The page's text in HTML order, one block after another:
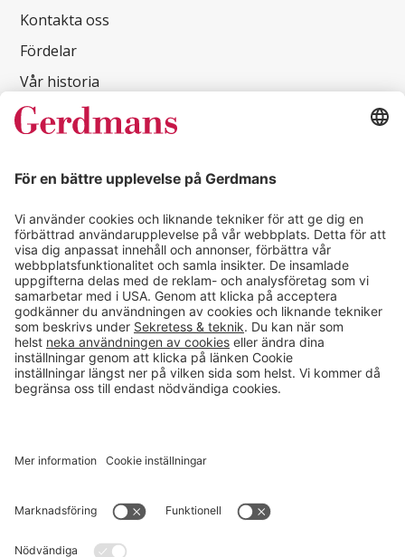
Kontakta oss
Fördelar
Vår historia
Jobba hos oss
Kvalitets- och miljöpolicy
Köphjälp
Skapa konto
Spåra order
Köpvillkor
E-handel
Produkter A - Ö